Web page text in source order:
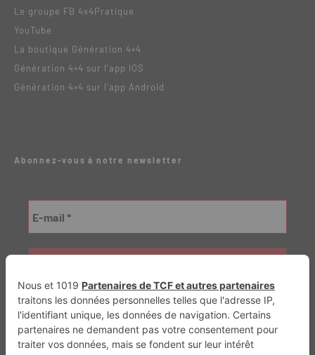
Le groupe FB 4x4Pratique
YouTube
La boutique Génération 4×4
Génération 4×4 sur l’app IOS
Génération 4×4 sur l’app Android
Abonnez-vous à notre newsletter